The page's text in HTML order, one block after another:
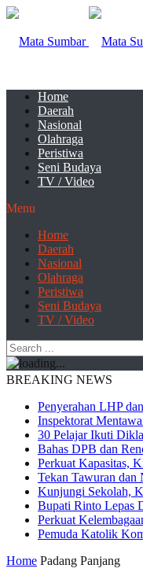
Home
Daerah
Nasional
Olahraga
Peristiwa
Seni Budaya
TV / Video
Menu
Home
Daerah
Nasional
Olahraga
Peristiwa
Seni Budaya
TV / Video
BREAKING NEWS
Penyerahan LHP
Inspektorat
30 Pelajar Ikuti
Bahas DPB dan
Perkuat Kapasitas,
Tekan Tawuran dan
Kunjungi Sekolah,
Bupati Rinto Lepas
Perkuat
Pemuda Katolik
Home Padang Panjang